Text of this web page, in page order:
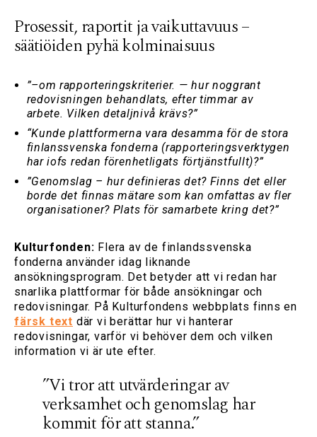
Prosessit, raportit ja vaikuttavuus –
säätiöiden pyhä kolminaisuus
”–om rapporteringskriterier. — hur noggrant
redovisningen behandlats, efter timmar av
arbete. Vilken detaljnivå krävs?”
“Kunde plattformerna vara desamma för de stora
finlanssvenska fonderna (rapporteringsverktygen
har iofs redan förenhetligats förtjänstfullt)?”
”Genomslag – hur definieras det? Finns det eller
borde det finnas mätare som kan omfattas av fler
organisationer? Plats för samarbete kring det?”
Kulturfonden: Flera av de finlandssvenska
fonderna använder idag liknande
ansökningsprogram. Det betyder att vi redan har
snarlika plattformar för både ansökningar och
redovisningar. På Kulturfondens webbplats finns en
färsk text där vi berättar hur vi hanterar
redovisningar, varför vi behöver dem och vilken
information vi är ute efter.
”Vi tror att utvärderingar av
verksamhet och genomslag har
kommit för att stanna.”